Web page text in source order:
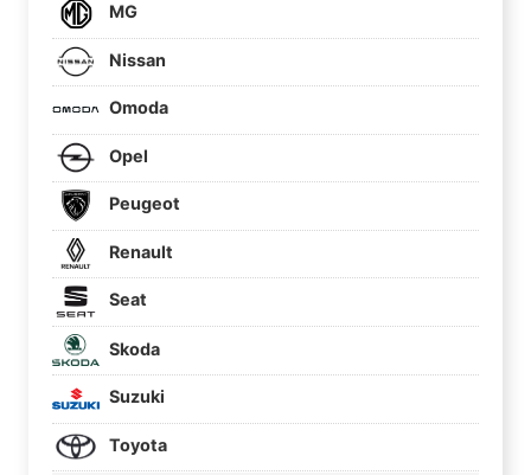
MG
Nissan
Omoda
Opel
Peugeot
Renault
Seat
Skoda
Suzuki
Toyota